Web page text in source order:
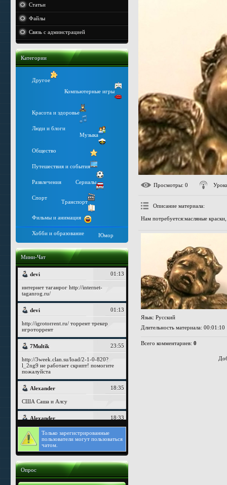
Статьи
Файлы
Связь с админстрацией
Категории
Другое
Компьютерные игры
Красота и здоровье
Люди и блоги
Музыка
Общество
Путешествия и события
Развлечения Сериалы
Спорт
Транспорт
Фильмы и анимация
Хобби и образование Юмор
Мини-Чат
Только зарегистрированные
пользователи могут пользоваться
чатом.
Опрос
Просмотры: 0
Описание материала:
Нам потребуется:масляные
Язык: Русский
Длительность материала: 00:01:10
Всего комментариев: 0